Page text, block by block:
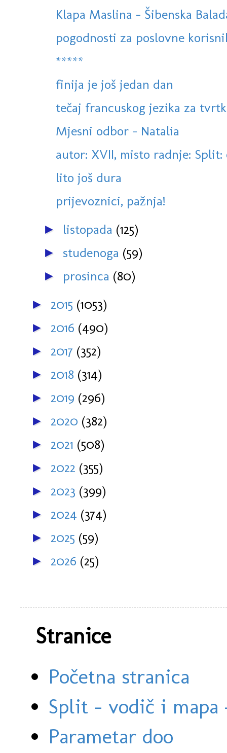
Klapa Maslina - Šibenska
pogodnosti za poslovne
*****
finija je još jedan dan
tečaj francuskog jezika za
Mjesni odbor - Natalia
autor: XVII, misto radnje: Split:
lito još dura
prijevoznici, pažnja!
► listopada (125)
► studenoga (59)
► prosinca (80)
► 2015 (1053)
► 2016 (490)
► 2017 (352)
► 2018 (314)
► 2019 (296)
► 2020 (382)
► 2021 (508)
► 2022 (355)
► 2023 (399)
► 2024 (374)
► 2025 (59)
► 2026 (25)
Stranice
Početna stranica
Split - vodič i
Parametar doo